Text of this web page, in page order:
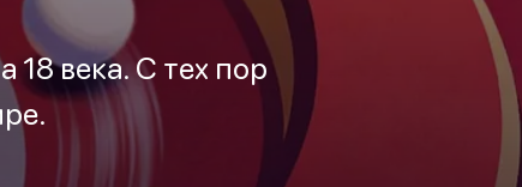
18 века. С тех пор